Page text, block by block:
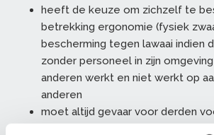
heeft de keuze om zichzelf te
betrekking ergonomie (fysiek
bescherming tegen lawaai indien
zonder personeel in zijn
anderen werkt en niet werkt op
anderen
moet altijd gevaar voor derden